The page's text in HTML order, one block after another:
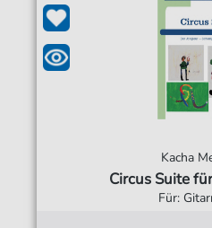
Kacha
Circus Suite
Für: